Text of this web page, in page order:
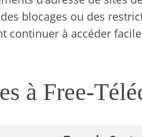
blocages ou des
continuer à accéder
à Free-